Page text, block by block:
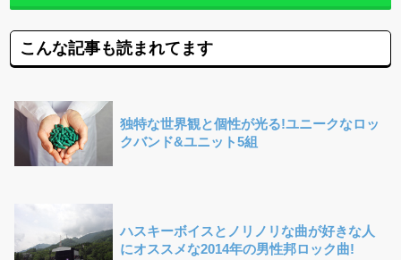
こんな記事も読まれてます
独特な世界観と個性が光る!ユニークなロッ
クバンド&ユニット5組
ハスキーボイスとノリノリな曲が好きな人
にオススメな2014年の男性邦ロック曲!